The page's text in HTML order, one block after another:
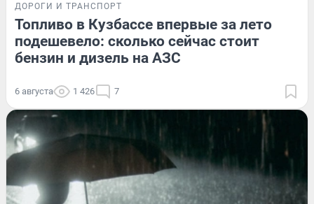
ДОРОГИ И ТРАНСПОРТ
Топливо в Кузбассе впервые за лето
подешевело: сколько сейчас стоит
бензин и дизель на АЗС
6 августа 1 426 7